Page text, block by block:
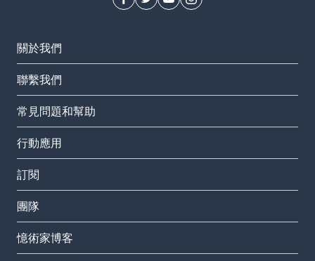
關於我們
聯繫我們
常見問題和幫助
行動應用
訂閱
團隊
憶術家博客